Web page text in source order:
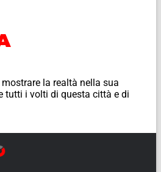
la realtà nella sua
tutti i volti di questa città e di